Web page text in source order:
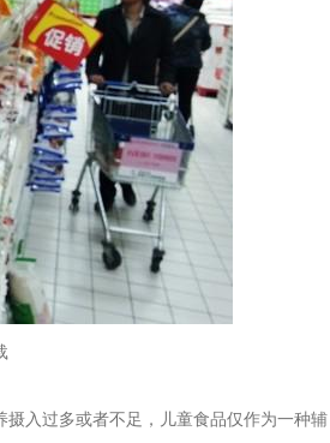
入过多或者不足，儿童食品仅作为一种辅